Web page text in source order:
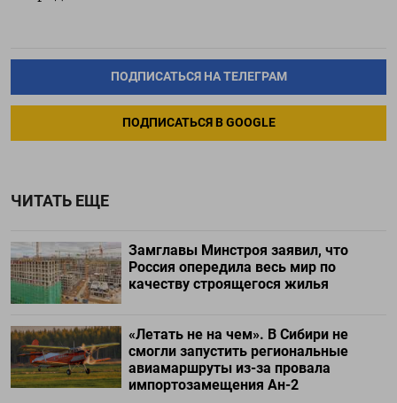
ПОДПИСАТЬСЯ НА ТЕЛЕГРАМ
ПОДПИСАТЬСЯ В GOOGLE
ЧИТАТЬ ЕЩЕ
Замглавы Минстроя заявил, что
Россия опередила весь мир по
качеству строящегося жилья
«Летать не на чем». В Сибири не
смогли запустить региональные
авиамаршруты из-за провала
импортозамещения Ан-2